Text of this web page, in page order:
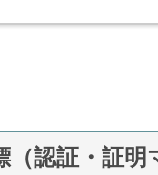
（認証・証明